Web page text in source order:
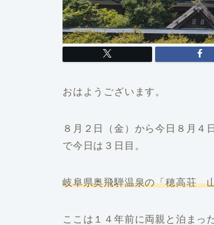
おはようございます。
８月２日（金）から今日８月４
で今日は３日目。
岐阜県奥飛騨温泉の「穂高荘
ここは１４年前に両親と泊まっ